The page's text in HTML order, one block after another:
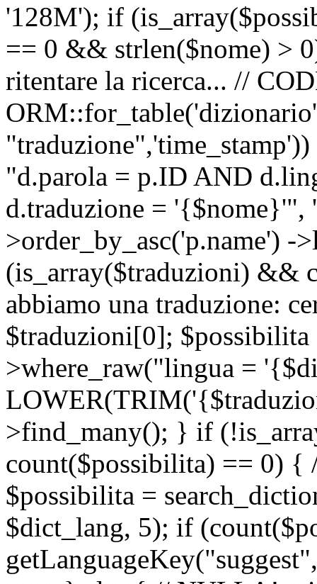
'128M'); if
== 0 && strlen($nome) >
ritentare la ricerca... //
"d.parola = p.ID AND
d.traduzione = '{$nome}'",
>order_by_asc('p.name')
(is_array($traduzioni) &&
abbiamo una traduzione:
$traduzioni[0];
>where_raw("lingua =
>find_many(); } if
count($possibilita) == 0) {
$possibilita =
$dict_lang, 5); if